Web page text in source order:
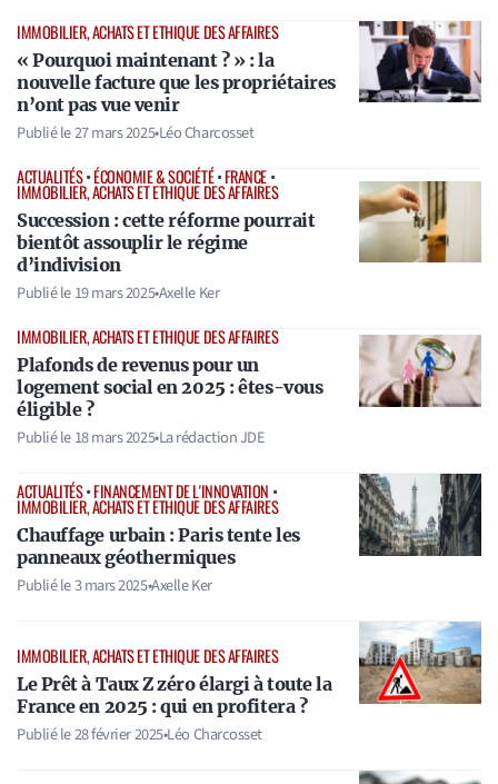
IMMOBILIER, ACHATS ET ETHIQUE DES AFFAIRES
« Pourquoi maintenant ? » : la
nouvelle facture que les propriétaires
n’ont pas vue venir
Publié le27 mars 2025•Léo Charcosset
ACTUALITÉS•ÉCONOMIE & SOCIÉTÉ•FRANCE•
IMMOBILIER, ACHATS ET ETHIQUE DES AFFAIRES
Succession : cette réforme pourrait
bientôt assouplir le régime
d’indivision
Publié le19 mars 2025•Axelle Ker
IMMOBILIER, ACHATS ET ETHIQUE DES AFFAIRES
Plafonds de revenus pour un
logement social en 2025 : êtes-vous
éligible ?
Publié le18 mars 2025•La rédaction JDE
ACTUALITÉS•FINANCEMENT DE L'INNOVATION •
IMMOBILIER, ACHATS ET ETHIQUE DES AFFAIRES
Chauffage urbain : Paris tente les
panneaux géothermiques
Publié le3 mars 2025•Axelle Ker
IMMOBILIER, ACHATS ET ETHIQUE DES AFFAIRES
Le Prêt à Taux Z zéro élargi à toute la
France en 2025 : qui en profitera ?
Publié le28 février 2025•Léo Charcosset